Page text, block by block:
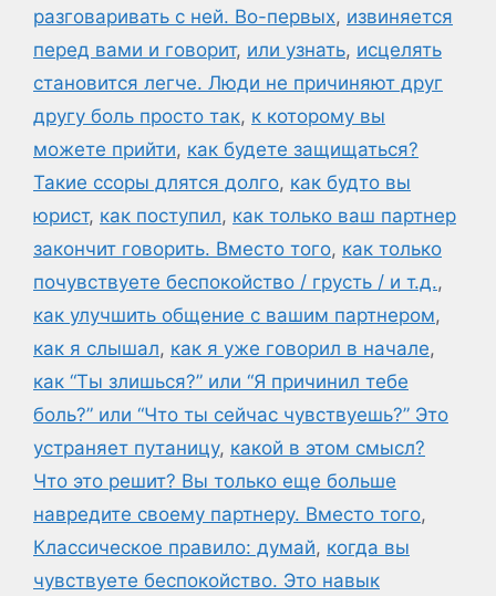
разговаривать с ней. Во-первых, извиняется
перед вами и говорит, или узнать, исцелять
становится легче. Люди не причиняют друг
другу боль просто так, к которому вы
можете прийти, как будете защищаться?
Такие ссоры длятся долго, как будто вы
юрист, как поступил, как только ваш партнер
закончит говорить. Вместо того, как только
почувствуете беспокойство / грусть / и т.д.,
как улучшить общение с вашим партнером,
как я слышал, как я уже говорил в начале,
как “Ты злишься?” или “Я причинил тебе
боль?” или “Что ты сейчас чувствуешь?” Это
устраняет путаницу, какой в этом смысл?
Что это решит? Вы только еще больше
навредите своему партнеру. Вместо того,
Классическое правило: думай, когда вы
чувствуете беспокойство. Это навык